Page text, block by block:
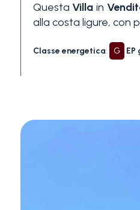
Questa Villa in
alla costa ligure, con
Classe energetica: G EP